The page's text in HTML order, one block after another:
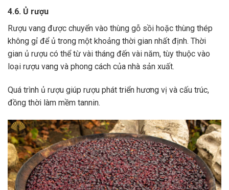
4.6. Ủ rượu
Rượu vang được chuyển vào thùng gỗ sồi hoặc thùng thép
không gỉ để ủ trong một khoảng thời gian nhất định. Thời
gian ủ rượu có thể từ vài tháng đến vài năm, tùy thuộc vào
loại rượu vang và phong cách của nhà sản xuất.
Quá trình ủ rượu giúp rượu phát triển hương vị và cấu trúc,
đồng thời làm mềm tannin.